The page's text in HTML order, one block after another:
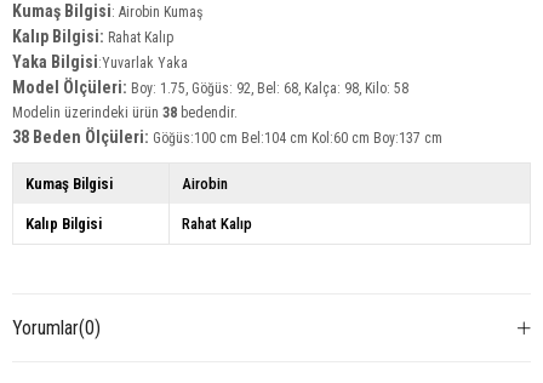
Kumaş Bilgisi: Airobin Kumaş
Kalıp Bilgisi: Rahat Kalıp
Yaka Bilgisi:Yuvarlak Yaka
Model Ölçüleri: Boy: 1.75, Göğüs: 92, Bel: 68, Kalça: 98, Kilo: 58
Modelin üzerindeki ürün 38 bedendir.
38 Beden Ölçüleri: Göğüs:100 cm Bel:104 cm Kol:60 cm Boy:137 cm
Kumaş Bilgisi Airobin
Kalıp Bilgisi Rahat Kalıp
Yorumlar(0)